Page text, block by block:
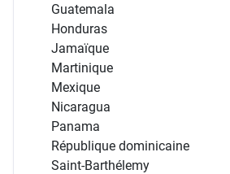
Guatemala
Honduras
Jamaïque
Martinique
Mexique
Nicaragua
Panama
République dominicaine
Saint-Barthélemy